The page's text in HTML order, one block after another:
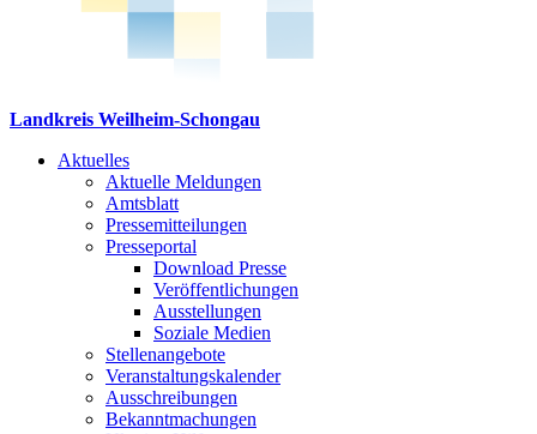
Landkreis Weilheim-Schongau
Aktuelles
Aktuelle Meldungen
Amtsblatt
Pressemitteilungen
Presseportal
Download Presse
Veröffentlichungen
Ausstellungen
Soziale Medien
Stellenangebote
Veranstaltungskalender
Ausschreibungen
Bekanntmachungen